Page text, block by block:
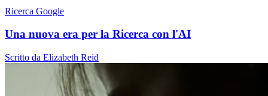
Ricerca Google
Una nuova era per la Ricerca con l'AI
Scritto da Elizabeth Reid